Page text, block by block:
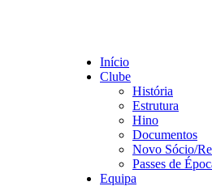
Início
Clube
História
Estrutura
Hino
Documentos
Novo Sócio/
Passes de
Equipa